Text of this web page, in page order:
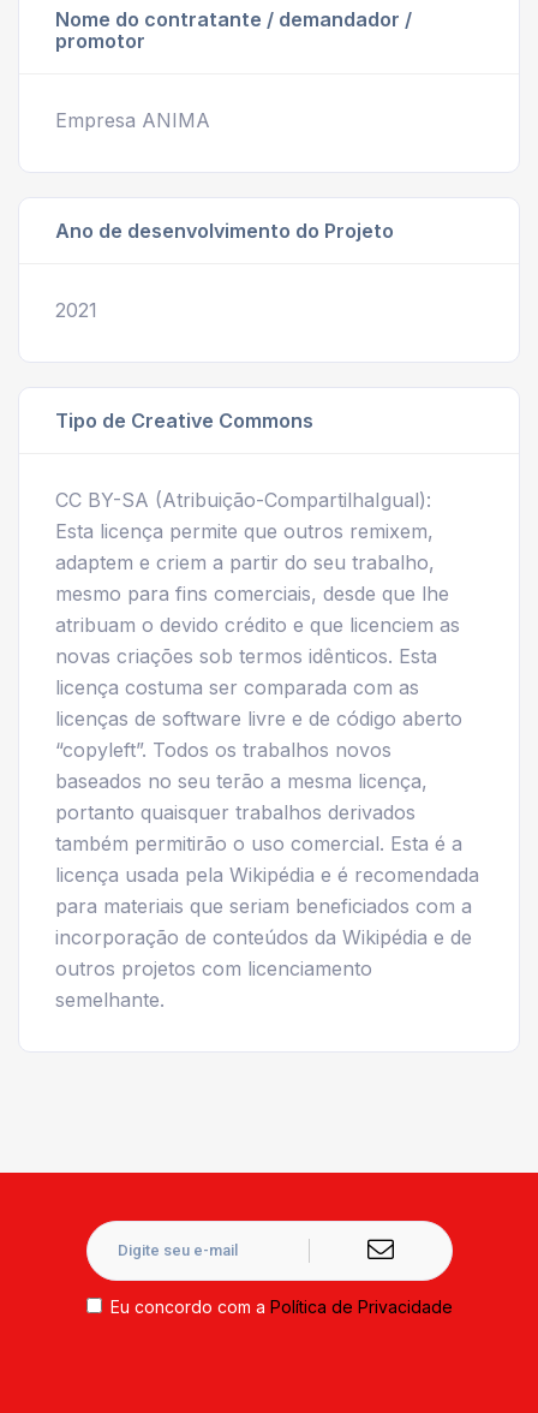
Nome do contratante / demandador /
promotor
Empresa ANIMA
Ano de desenvolvimento do Projeto
2021
Tipo de Creative Commons
CC BY-SA (Atribuição-CompartilhaIgual):
Esta licença permite que outros remixem,
adaptem e criem a partir do seu trabalho,
mesmo para fins comerciais, desde que lhe
atribuam o devido crédito e que licenciem as
novas criações sob termos idênticos. Esta
licença costuma ser comparada com as
licenças de software livre e de código aberto
“copyleft”. Todos os trabalhos novos
baseados no seu terão a mesma licença,
portanto quaisquer trabalhos derivados
também permitirão o uso comercial. Esta é a
licença usada pela Wikipédia e é recomendada
para materiais que seriam beneficiados com a
incorporação de conteúdos da Wikipédia e de
outros projetos com licenciamento
semelhante.
Eu concordo com a Política de Privacidade